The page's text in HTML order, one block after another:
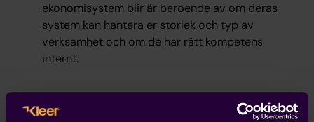
ekonomisystem blir är beroende av om deras
system kan hantera er storlek och typ av
verksamhet och om de har rätt kompetens
internt.
3. Vill du veta hur det går just nu?